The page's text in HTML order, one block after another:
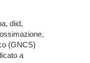
diid,
(GNCS)
a